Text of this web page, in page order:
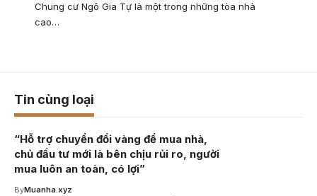
Chung cư Ngô Gia Tự là một trong những tòa nhà
cao…
Tin cùng loại
“Hỗ trợ chuyển đổi vàng để mua nhà,
chủ đầu tư mới là bên chịu rủi ro, người
mua luôn an toàn, có lợi”
ByMuanha.xyz